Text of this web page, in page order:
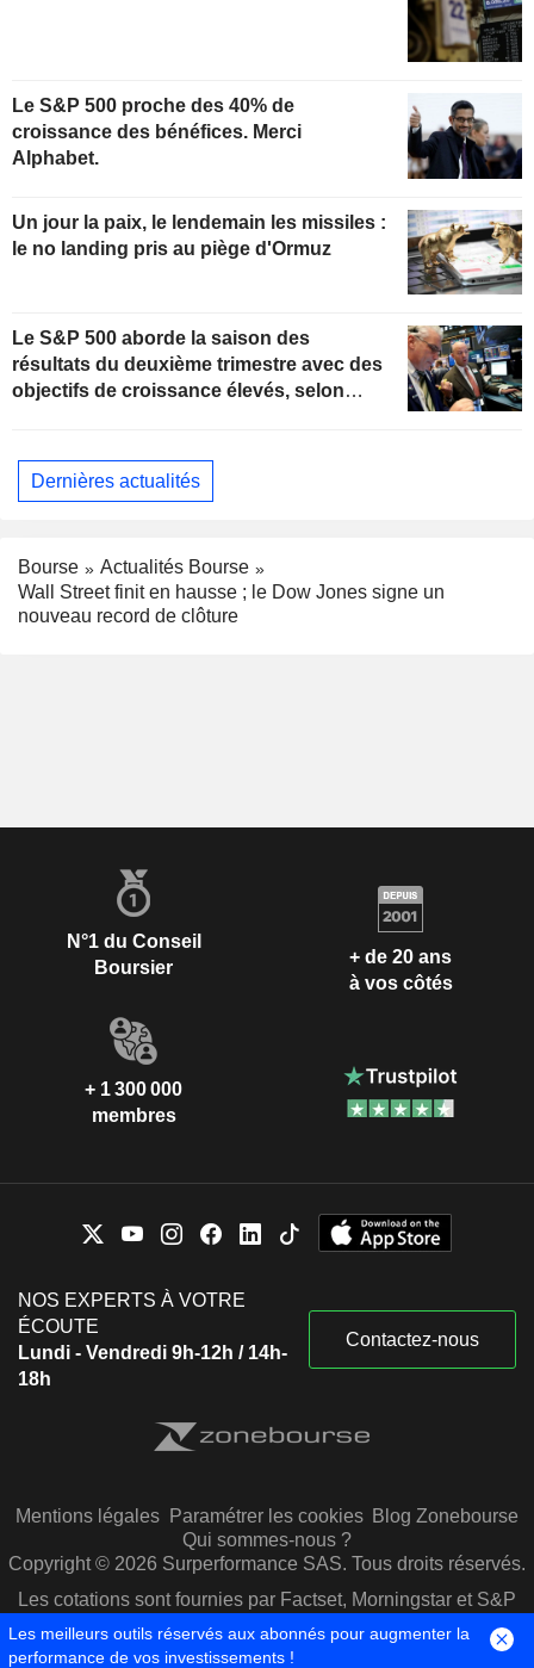
Le S&P 500 proche des 40% de
croissance des bénéfices. Merci
Alphabet.
Un jour la paix, le lendemain les missiles :
le no landing pris au piège d'Ormuz
Le S&P 500 aborde la saison des
résultats du deuxième trimestre avec des
objectifs de croissance élevés, selon
Dernières actualités
Bourse
Actualités Bourse
Wall Street finit en hausse ; le Dow Jones signe un
nouveau record de clôture
N°1 du Conseil
Boursier
+ de 20 ans
à vos côtés
+ 1 300 000
membres
NOS EXPERTS À VOTRE
ÉCOUTE
Lundi - Vendredi 9h-12h / 14h-
18h
Contactez-nous
Mentions légales Paramétrer les cookies Blog Zonebourse
Qui sommes-nous ?
Copyright © 2026 Surperformance SAS. Tous droits réservés.
Les cotations sont fournies par Factset, Morningstar et S&P
Capital IQ
Les meilleurs outils réservés aux abonnés pour augmenter la
performance de vos investissements !